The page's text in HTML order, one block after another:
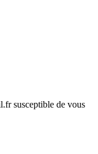
susceptible de vous